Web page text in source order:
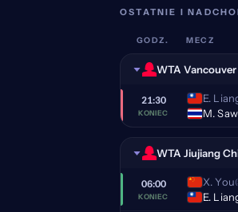
OSTATNIE I
GODZ. MECZ
WTA
21:30
KONIEC
E.
M.
WTA Jiujiang
06:00
KONIEC
X. You
E.